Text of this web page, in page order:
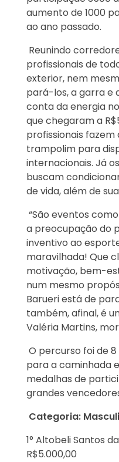
aumento de 1000
ao ano passado.
Reunindo
profissionais de
exterior, nem
pará-los, a garra e
conta da energia
que chegaram a
profissionais fazem
trampolim para
internacionais. Já
buscam
de vida, além de
“São eventos
a preocupação do
inventivo ao
maravilhada! Que
motivação, bem-
num mesmo
Barueri está de
também, afinal, é
Valéria Martins,
O percurso foi de
para a caminhada
medalhas de
grandes
Categoria:
1° Altobeli Santos
R$5.000,00